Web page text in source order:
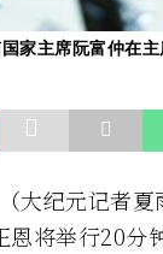
家主席阮富仲在
大纪元记者
将举行20分